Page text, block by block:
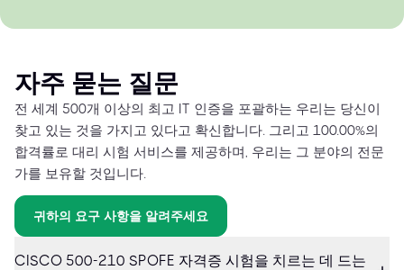
자주 묻는 질문
전 세계 500개 이상의 최고 IT 인증을 포괄하는 우리는 당신이
찾고 있는 것을 가지고 있다고 확신합니다. 그리고 100.00%의
합격률로 대리 시험 서비스를 제공하며, 우리는 그 분야의 전문
가를 보유할 것입니다.
귀하의 요구 사항을 알려주세요
CISCO 500-210 SPOFE 자격증 시험을 치르는 데 드는